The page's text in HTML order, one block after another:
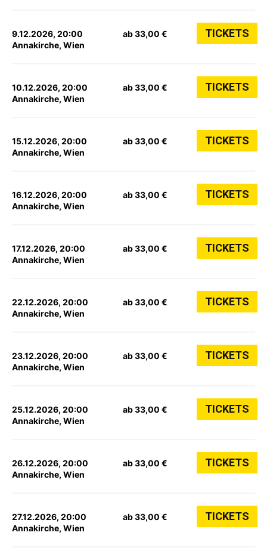
9.12.2026, 20:00
Annakirche, Wien
ab 33,00 € TICKETS
10.12.2026, 20:00
Annakirche, Wien
ab 33,00 € TICKETS
15.12.2026, 20:00
Annakirche, Wien
ab 33,00 € TICKETS
16.12.2026, 20:00
Annakirche, Wien
ab 33,00 € TICKETS
17.12.2026, 20:00
Annakirche, Wien
ab 33,00 € TICKETS
22.12.2026, 20:00
Annakirche, Wien
ab 33,00 € TICKETS
23.12.2026, 20:00
Annakirche, Wien
ab 33,00 € TICKETS
25.12.2026, 20:00
Annakirche, Wien
ab 33,00 € TICKETS
26.12.2026, 20:00
Annakirche, Wien
ab 33,00 € TICKETS
27.12.2026, 20:00
Annakirche, Wien
ab 33,00 € TICKETS